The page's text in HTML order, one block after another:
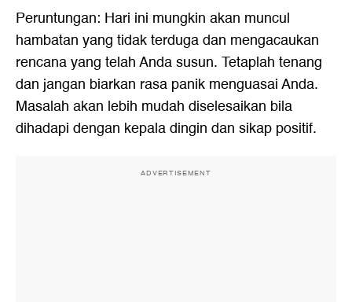
Peruntungan: Hari ini mungkin akan muncul
hambatan yang tidak terduga dan mengacaukan
rencana yang telah Anda susun. Tetaplah tenang
dan jangan biarkan rasa panik menguasai Anda.
Masalah akan lebih mudah diselesaikan bila
dihadapi dengan kepala dingin dan sikap positif.
ADVERTISEMENT